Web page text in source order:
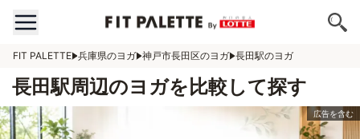
FIT PALETTE 兵庫県のヨガ 神戸市長田区のヨガ 長田駅のヨガ
長田駅周辺のヨガを比較して探す